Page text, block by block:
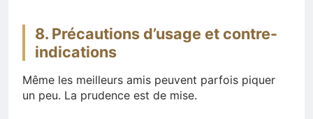
8. Précautions d’usage et contre-
indications
Même les meilleurs amis peuvent parfois piquer
un peu. La prudence est de mise.